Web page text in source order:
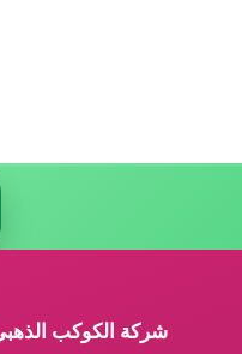
شركة الكوكب